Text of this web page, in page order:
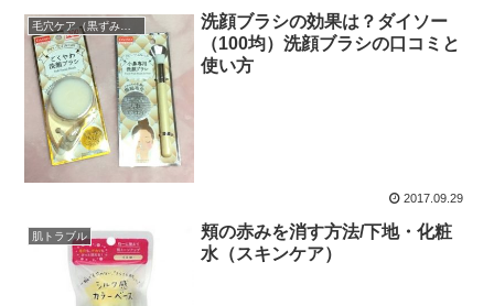
毛穴ケア（黒ずみ・開き・たるみ）
洗顔ブラシの効果は？ダイソー
（100均）洗顔ブラシの口コミと
使い方
2017.09.29
肌トラブル
頬の赤みを消す方法/下地・化粧
水（スキンケア）